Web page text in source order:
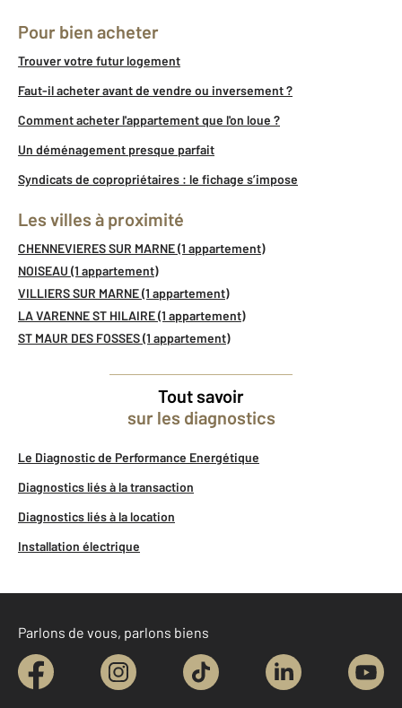
Pour bien acheter
Trouver votre futur logement
Faut-il acheter avant de vendre ou inversement ?
Comment acheter l'appartement que l'on loue ?
Un déménagement presque parfait
Syndicats de copropriétaires : le fichage s’impose
Les villes à proximité
CHENNEVIERES SUR MARNE (1 appartement)
NOISEAU (1 appartement)
VILLIERS SUR MARNE (1 appartement)
LA VARENNE ST HILAIRE (1 appartement)
ST MAUR DES FOSSES (1 appartement)
Tout savoir
sur les diagnostics
Le Diagnostic de Performance Energétique
Diagnostics liés à la transaction
Diagnostics liés à la location
Installation électrique
Parlons de vous, parlons biens